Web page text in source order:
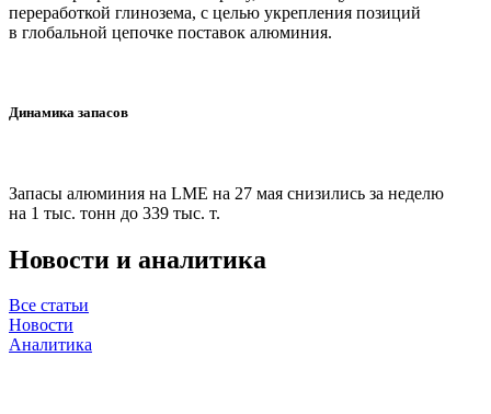
переработкой глинозема, с целью укрепления позиций
в глобальной цепочке поставок алюминия.
Динамика запасов
Запасы алюминия на LME на 27 мая снизились за неделю
на 1 тыс. тонн до 339 тыс. т.
Новости и аналитика
Все статьи
Новости
Аналитика